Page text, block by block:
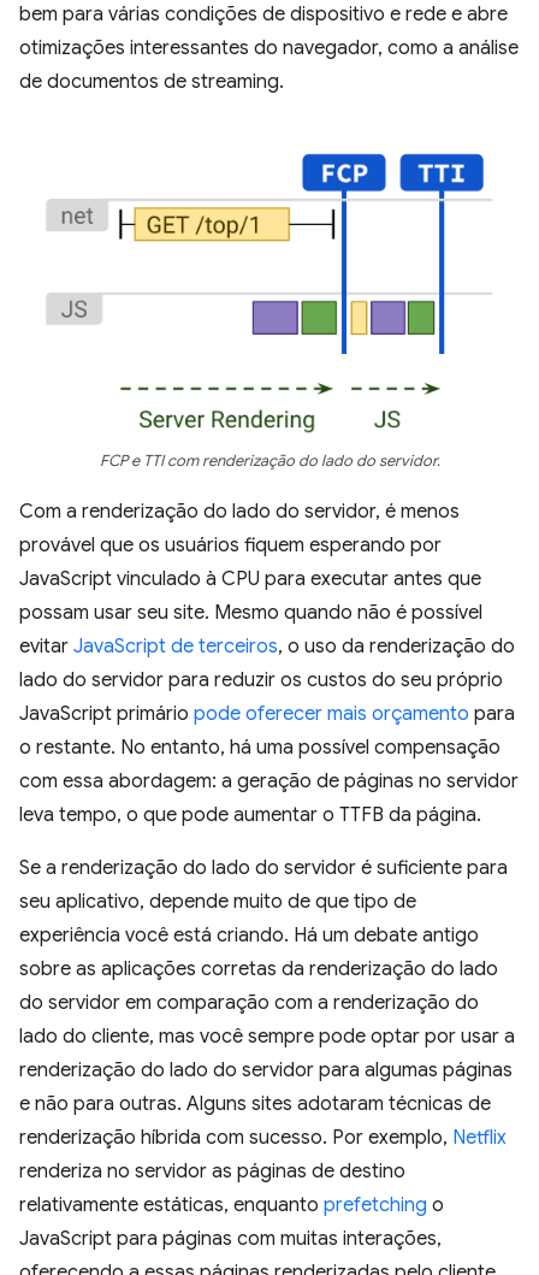
bem para várias condições de dispositivo e rede e abre
otimizações interessantes do navegador, como a análise
de documentos de streaming.
FCP e TTI com renderização do lado do servidor.
Com a renderização do lado do servidor, é menos
provável que os usuários fiquem esperando por
JavaScript vinculado à CPU para executar antes que
possam usar seu site. Mesmo quando não é possível
evitar JavaScript de terceiros, o uso da renderização do
lado do servidor para reduzir os custos do seu próprio
JavaScript primário pode oferecer mais orçamento para
o restante. No entanto, há uma possível compensação
com essa abordagem: a geração de páginas no servidor
leva tempo, o que pode aumentar o TTFB da página.
Se a renderização do lado do servidor é suficiente para
seu aplicativo, depende muito de que tipo de
experiência você está criando. Há um debate antigo
sobre as aplicações corretas da renderização do lado
do servidor em comparação com a renderização do
lado do cliente, mas você sempre pode optar por usar a
renderização do lado do servidor para algumas páginas
e não para outras. Alguns sites adotaram técnicas de
renderização híbrida com sucesso. Por exemplo, Netflix
renderiza no servidor as páginas de destino
relativamente estáticas, enquanto prefetching o
JavaScript para páginas com muitas interações,